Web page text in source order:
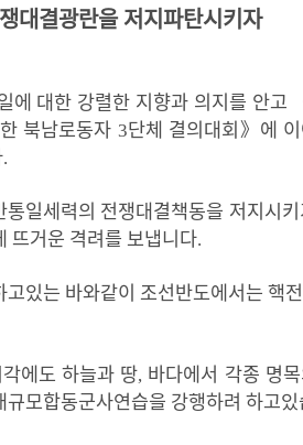
대결광란을 저지파탄시키자
에 대한 강렬한 지향과 의지를 안고
북남로동자 3단체 결의대회》에
.
통일세력의 전쟁대결책동을 저지시키
뜨거운 격려를 보냅니다.
고있는 바와같이 조선반도에서는 핵
각에도 하늘과 땅, 바다에서 각종 명목
규모합동군사연습을 강행하려 하고있